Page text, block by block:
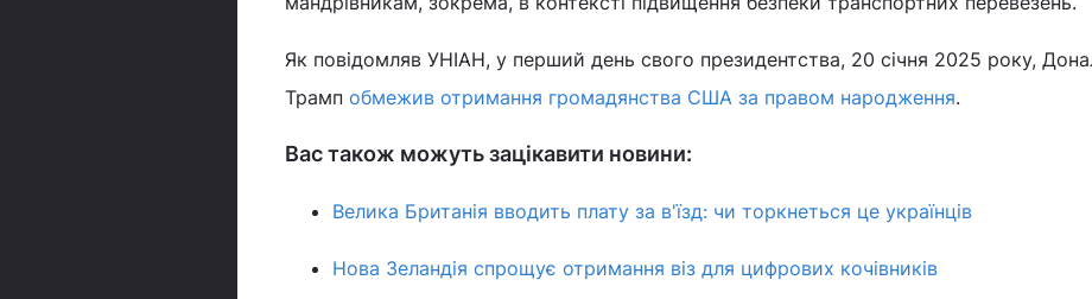
Як повідомляв УНІАН, у перший день свого президентства, 20 січня 2025 року,
Трамп обмежив отримання громадянства США за правом народження.
Вас також можуть зацікавити новини:
Велика Британія вводить плату за в'їзд: чи торкнеться це українців
Нова Зеландія спрощує отримання віз для цифрових кочівників